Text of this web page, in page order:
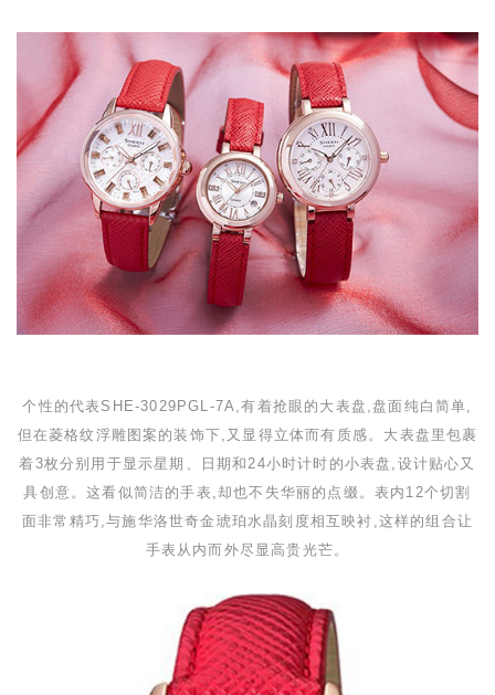
个性的代表 SHE-3029PGL-7A,有着抢眼的大表盘,盘面纯白简单,
但在菱格纹浮雕图案的装饰下,又显得立体而有质感。大表盘里包裹
着 3枚分别用于显示星期、日期和24小时计时的小表盘,设计贴心又
具创意。这看似简洁的手表,却也不失华丽的点缀。表内 12个切割
面非常精巧,与施华洛世奇金琥珀水晶刻度相互映衬,这样的组合让
手表从内而外尽显高贵光芒。